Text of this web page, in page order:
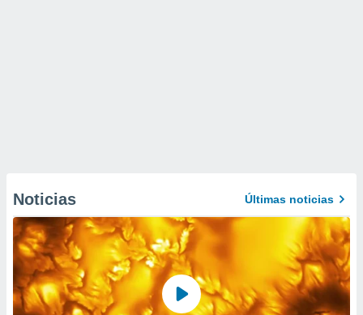
Noticias Últimas noticias